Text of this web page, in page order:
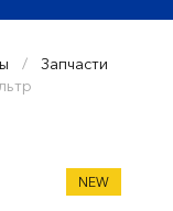
/ Запчасти
NEW